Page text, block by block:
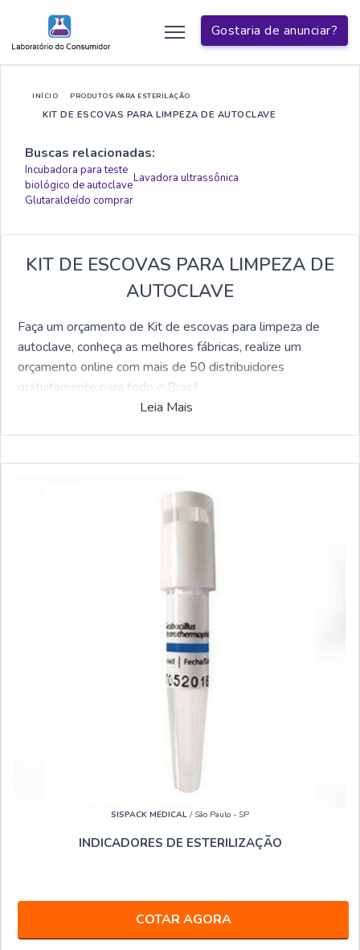
Gostaria de anunciar?
INÍCIO PRODUTOS PARA ESTERILAÇÃO
KIT DE ESCOVAS PARA LIMPEZA DE AUTOCLAVE
Buscas relacionadas:
Incubadora para teste
biológico de autoclave
Lavadora ultrassônica
Glutaraldeído comprar
KIT DE ESCOVAS PARA LIMPEZA DE
AUTOCLAVE
Faça um orçamento de Kit de escovas para limpeza de
autoclave, conheça as melhores fábricas, realize um
orçamento online com mais de 50 distribuidores
gratuitamente para todo o Brasil
Leia Mais
SISPACK MEDICAL / São Paulo - SP
INDICADORES DE ESTERILIZAÇÃO
COTAR AGORA